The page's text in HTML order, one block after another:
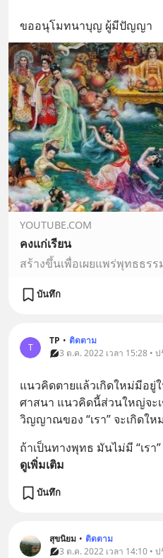
ขออนุโมทนาบุญ ผู้มีปัญญา
YOUTUBE.COM
คงแก่เรียน
บันทึก
T
TP • ติดตาม
3 ต.ค. 2022 เวลา 15:28 •
แนวคิดตายแล้วเกิดใหม่มีอ
ศาสนา แนวคิดนี้ส่วนใหญ่จะเ
วิญญาณของ “เรา” จะเกิดให
ถ้าเป็นทางพุทธ มันไม่มี “เร
ดูเพิ่มเติม
บันทึก
สุขนิยม • ติดตาม
3 ต.ค. 2022 เวลา 14:10 •